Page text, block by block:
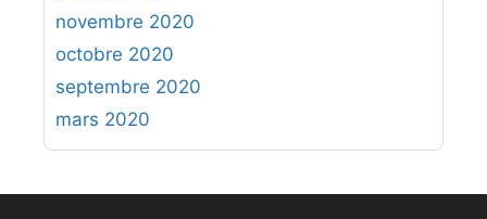
novembre 2020
octobre 2020
septembre 2020
mars 2020